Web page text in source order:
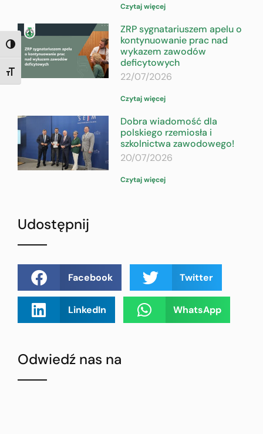
TOGGLE HIGH CONTRAST
TOGGLE FONT SIZE
Czytaj więcej
ZRP sygnatariuszem apelu o
kontynuowanie prac nad
wykazem zawodów
deficytowych
22/07/2026
Czytaj więcej
Dobra wiadomość dla
polskiego rzemiosła i
szkolnictwa zawodowego!
20/07/2026
Czytaj więcej
Udostępnij
Facebook Twitter
LinkedIn WhatsApp
Odwiedź nas na